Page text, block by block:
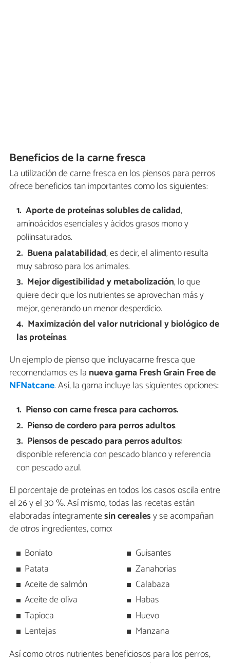
Beneficios de la carne fresca
La utilización de carne fresca en los piensos para perros
ofrece beneficios tan importantes como los siguientes:
Aporte de proteínas solubles de calidad,
aminoácidos esenciales y ácidos grasos mono y
poliinsaturados.
Buena palatabilidad, es decir, el alimento resulta
muy sabroso para los animales.
Mejor digestibilidad y metabolización, lo que
quiere decir que los nutrientes se aprovechan más y
mejor, generando un menor desperdicio.
Maximización del valor nutricional y biológico de
las proteínas.
Un ejemplo de pienso que incluyacarne fresca que
recomendamos es la nueva gama Fresh Grain Free de
NFNatcane. Así, la gama incluye las siguientes opciones:
Pienso con carne fresca para cachorros.
Pienso de cordero para perros adultos.
Piensos de pescado para perros adultos:
disponible referencia con pescado blanco y referencia
con pescado azul.
El porcentaje de proteínas en todos los casos oscila entre
el 26 y el 30 %. Así mismo, todas las recetas están
elaboradas íntegramentesin cerealesy se acompañan
de otros ingredientes, como:
Boniato
Patata
Aceite de salmón
Aceite de oliva
Tapioca
Lentejas
Guisantes
Zanahorias
Calabaza
Habas
Huevo
Manzana
Así como otros nutrientes beneficiosos para los perros,